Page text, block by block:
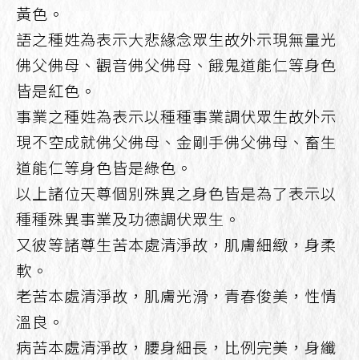
黃色。
語之種姓為表示大悲緣念眾生故外示現無量光
佛父佛母、觀音佛父佛母、餓鬼道能仁等身色
皆是紅色。
事業之種姓為表示以種種事業調伏眾生故外示
現不空成就佛父佛母、金剛手佛父佛母、畜生
道能仁等身色皆是綠色。
以上諸位天尊個別殊異之身色皆是為了表示以
種種殊異事業及功德調伏眾生。
又彼等諸尊生苦本處清淨故，肌膚細緻，身柔
軟。
老苦本處清淨故，肌膚光滑，青春俊美，性情
溫良。
病苦本處清淨故，腰身細長，比例完美，身纖